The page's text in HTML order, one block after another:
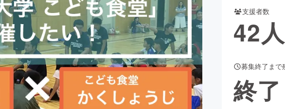
チャレンジ ビューティー・ヘルスケア
CAMPFIRE for Social GoodCAMPFIRE Creation
CAMPFIREふるさと納税
コミュニティ
支援者数
42人
募集終了まで
終了